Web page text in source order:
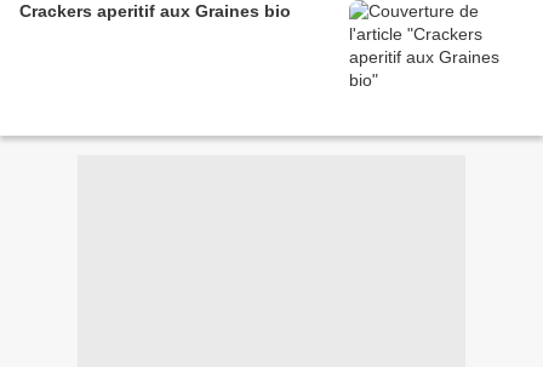
Crackers aperitif aux Graines bio